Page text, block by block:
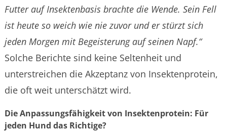
Futter auf Insektenbasis brachte die Wende. Sein Fell
ist heute so weich wie nie zuvor und er stürzt sich
jeden Morgen mit Begeisterung auf seinen Napf.“
Solche Berichte sind keine Seltenheit und
unterstreichen die Akzeptanz von Insektenprotein,
die oft weit unterschätzt wird.
Die Anpassungsfähigkeit von Insektenprotein: Für
jeden Hund das Richtige?